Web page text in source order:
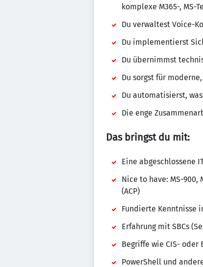
komplexe M365-, MS-
Du verwaltest Voice-
Du implementierst
Du übernimmst
Du sorgst für
Du automatisierst,
Die enge
Das bringst du mit:
Eine abgeschlossene
Nice to have: MS-900,
(ACP)
Fundierte Kenntnisse
Erfahrung mit SBCs
Begriffe wie CIS- oder
PowerShell und